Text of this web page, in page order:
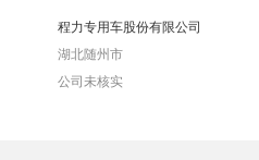
程力专用车股份有限公司
湖北随州市
公司未核实